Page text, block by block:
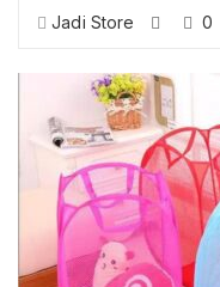
Jadi Store 0